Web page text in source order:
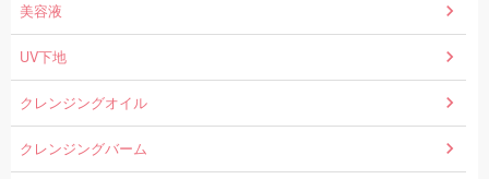
美容液
UV下地
クレンジングオイル
クレンジングバーム